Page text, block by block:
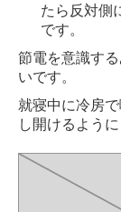
たら反対側
です。
節電を意識す
いです。
就寝中に冷房
し開けるよう